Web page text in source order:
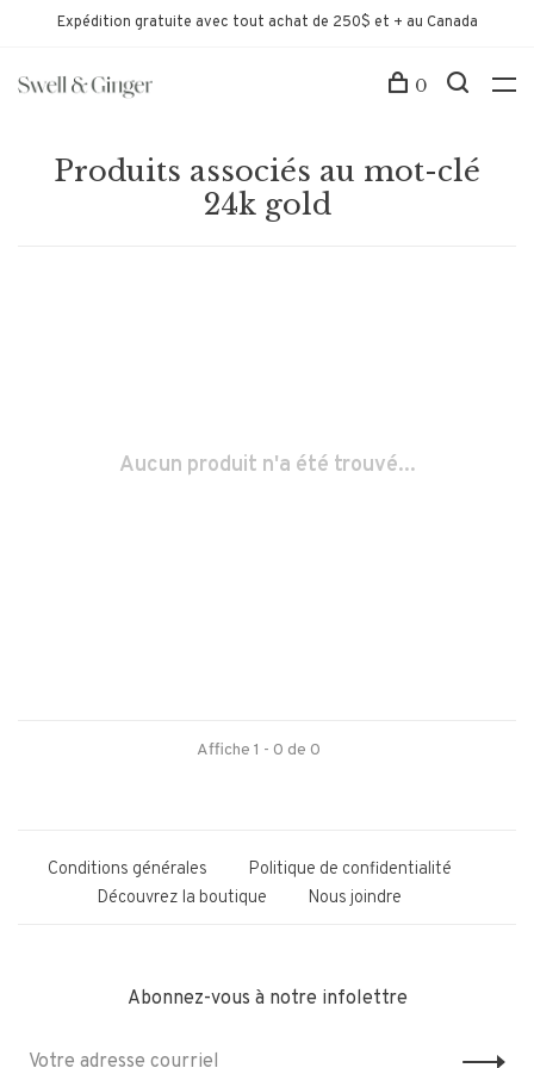
Expédition gratuite avec tout achat de 250$ et + au Canada
0
Produits associés au mot-clé
24k gold
Aucun produit n'a été trouvé...
Affiche 1 - 0 de 0
Conditions générales
Politique de confidentialité
Découvrez la boutique
Nous joindre
Abonnez-vous à notre infolettre